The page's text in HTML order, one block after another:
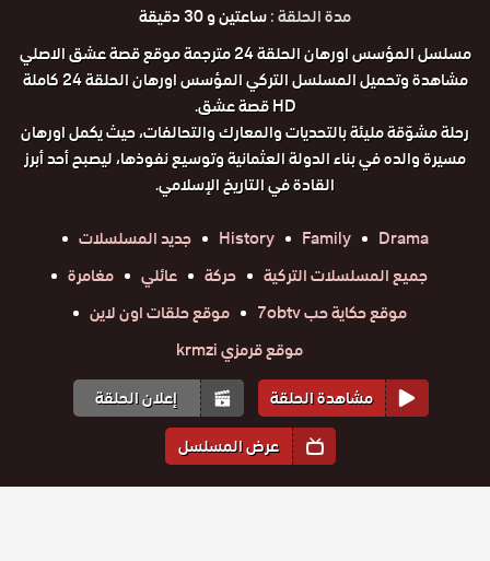
مدة الحلقة :ساعتين و 30 دقيقة
مسلسل المؤسس اورهان الحلقة 24 مترجمة موقع قصة عشق الاصلي
مشاهدة وتحميل المسلسل التركي المؤسس اورهان الحلقة 24 كاملة
HD قصة عشق.
رحلة مشوّقة مليئة بالتحديات والمعارك والتحالفات، حيث يكمل اورهان
مسيرة والده في بناء الدولة العثمانية وتوسيع نفوذها، ليصبح أحد أبرز
القادة في التاريخ الإسلامي.
Drama
Family
History
جديد المسلسلات
جميع المسلسلات التركية
حركة عائلي
مغامرة
موقع حكاية حب 7obtv
موقع حلقات اون لاين
موقع قرمزي krmzi
مشاهدة الحلقة
إعلان الحلقة
عرض المسلسل